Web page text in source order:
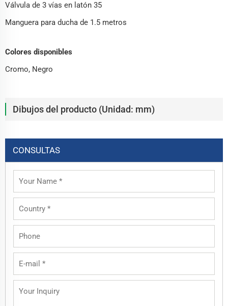
Válvula de 3 vías en latón 35
Manguera para ducha de 1.5 metros
Colores disponibles
Cromo, Negro
Dibujos del producto (Unidad: mm)
CONSULTAS